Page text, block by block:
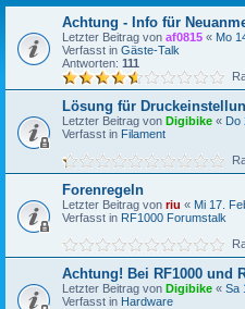
Achtung - Info für
Letzter Beitrag von af0815 « Mo
Verfasst in Gäste-Talk
Antworten: 111
Lösung für
Letzter Beitrag von Digibike « Do
Verfasst in Filament
Forenregeln
Letzter Beitrag von riu « Mi 17.
Verfasst in RF1000 Forumstalk
Achtung! Bei RF1000 und
Letzter Beitrag von Digibike « Sa
Verfasst in Hardware